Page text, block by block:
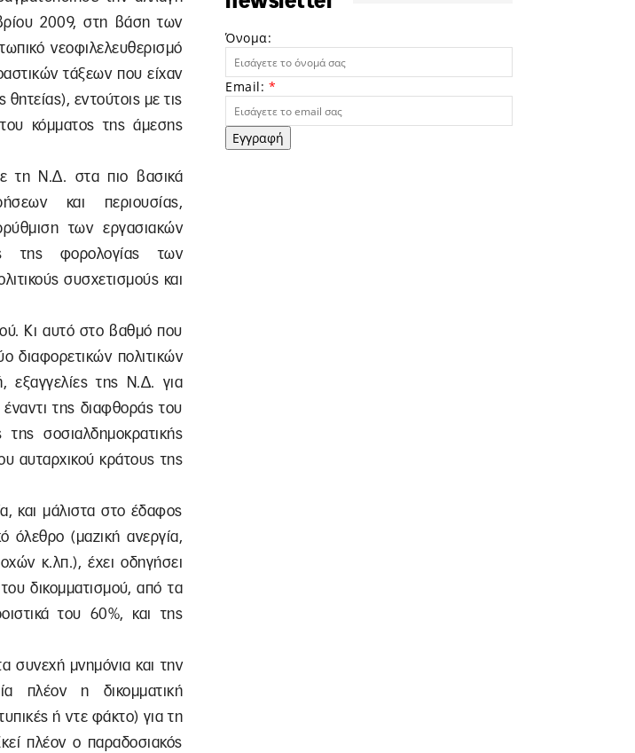
2009, στη βάση των
νεοφιλελευθερισμό
τάξεων που είχαν
εντούτοις με τις
κόμματος της άμεσης
τη Ν.Δ. στα πιο βασικά
και περιουσίας,
των εργασιακών
της φορολογίας των
συσχετισμούς και
Kι αυτό στο βαθμό που
διαφορετικών πολιτικών
εξαγγελίες της Ν.Δ. για
της διαφθοράς του
σοσιαλδημοκρατικής
αυταρχικού κράτους της
και μάλιστα στο έδαφος
όλεθρο (μαζική ανεργία,
κ.λπ.), έχει οδηγήσει
δικομματισμού, από τα
του 60%, και της
συνεχή μνημόνια και την
πλέον η δικομματική
ή ντε φάκτο) για τη
πλέον ο παραδοσιακός
Όνομα:
Email: *
Εγγραφή